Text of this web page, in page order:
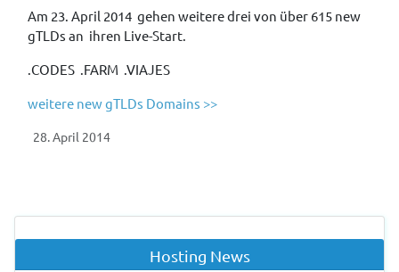
Am 23. April 2014 gehen weitere drei von über 615 new
gTLDs an ihren Live-Start.
.CODES .FARM .VIAJES
weitere new gTLDs Domains >>
28. April 2014
Hosting News